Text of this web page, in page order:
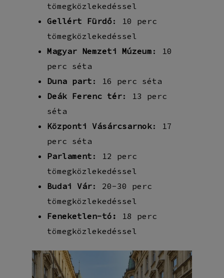
tömegközlekedéssel
Gellért Fürdő: 10 perc
tömegközlekedéssel
Magyar Nemzeti Múzeum : 10
perc séta
Duna part : 16 perc séta
Deák Ferenc tér: 13 perc
séta
Központi Vásárcsarnok: 17
perc séta
Parlament : 12 perc
tömegközlekedéssel
Budai Vár: 20-30 perc
tömegközlekedéssel
Feneketlen-tó: 18 perc
tömegközlekedéssel